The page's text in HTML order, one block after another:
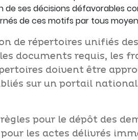
de ses décisions défavorables
de ces motifs par tous
de répertoires unifiés
documents requis, les
doivent être
sur un portail
pour le dépôt des
pour les actes délivrés